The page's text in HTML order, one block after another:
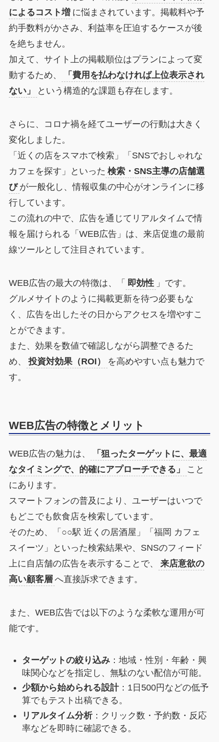
によるコスト増 に悩まされています。掲載料や予
約手数料がかさみ、利益率を圧迫するケースが後
を絶ちません。
加えて、サイト上の掲載順位はプランによって変
動するため、
「費用を払わなければ上位表示され
ない」
という構造的な課題も存在します。
さらに、コロナ禍を経てユーザーの行動は大きく
変化しました。
「近くの店をスマホで検索」「SNSでおしゃれな
カフェを探す」といった 検索・SNS主導の店舗選
び が一般化し、情報収集の中心がオンラインに移
行しています。
この流れの中で、広告を通じてリアルタイムで情
報を届けられる「WEB広告」は、来店促進の最前
線ツールとして注目されています。
WEB広告の最大の特徴は、「 即効性 」です。
グルメサイトのように掲載更新を待つ必要もな
く、広告を出したその日からアクセスを増やすこ
とができます。
また、効果を数値で確認しながら調整できるた
め、
投資対効果（ROI）
を高めやすい点も魅力で
す。
WEB広告の特徴とメリット
WEB広告の魅力は、
「狙ったターゲットに、最適
なタイミングで、的確にアプローチできる」
こと
にあります。
スマートフォンの普及により、ユーザーはいつで
もどこでも飲食店を検索しています。
そのため、「○○駅 近くの居酒屋」「福岡 カフェ
スイーツ」といった検索結果や、SNSのフィード
上に自店舗の広告を表示することで、
来店意欲の
高い顧客層 へ直接訴求できます。
また、WEB広告では以下のような柔軟な運用が可
能です。
ターゲットの絞り込み：地域・性別・年齢・興
味関心などを指定し、無駄のない配信が可能。
少額から始められる設計：1日500円などの低予
算でもテスト出稿できる。
リアルタイム分析：クリック数・予約数・反応
率などを即時に確認できる。